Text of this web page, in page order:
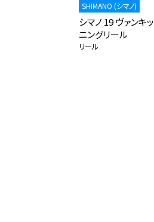
SHIMANO (シマノ)
シマノ 19 ヴァンキ
ニングリール
リール